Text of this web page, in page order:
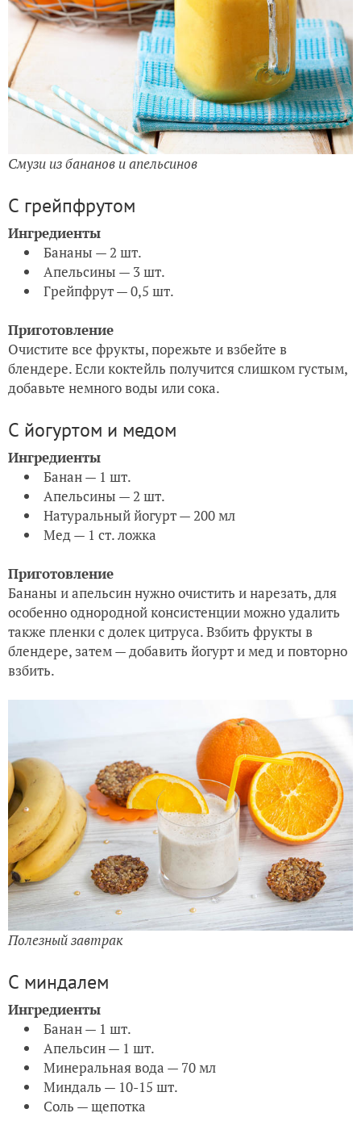
Смузи из бананов и апельсинов
С грейпфрутом
Ингредиенты
Бананы — 2 шт.
Апельсины — 3 шт.
Грейпфрут — 0,5 шт.
Приготовление
Очистите все фрукты, порежьте и взбейте в
блендере. Если коктейль получится слишком густым,
добавьте немного воды или сока.
С йогуртом и медом
Ингредиенты
Банан — 1 шт.
Апельсины — 2 шт.
Натуральный йогурт — 200 мл
Мед — 1 ст. ложка
Приготовление
Бананы и апельсин нужно очистить и нарезать, для
особенно однородной консистенции можно удалить
также пленки с долек цитруса. Взбить фрукты в
блендере, затем — добавить йогурт и мед и повторно
взбить.
Полезный завтрак
С миндалем
Ингредиенты
Банан — 1 шт.
Апельсин — 1 шт.
Минеральная вода — 70 мл
Миндаль — 10-15 шт.
Соль — щепотка